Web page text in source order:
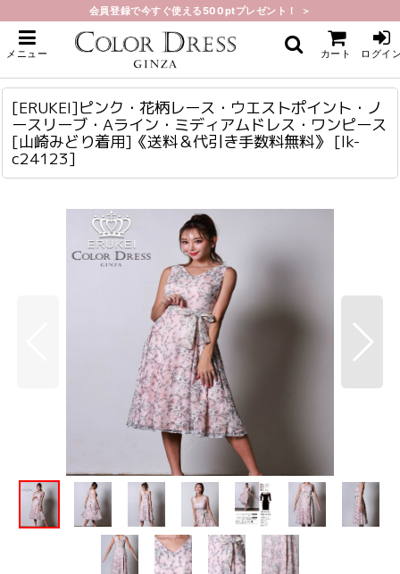
会員登録で今すぐ使える500ptプレゼント！ ＞
メニュー カート ログイ
ホーム > ミディアム
[ERUKEI]ピンク・花柄レース・ウエストポイント・ノースリーブ・Aライン・
ミディアムドレス・ワンピース[山崎みどり着用]《送料＆代引き手数料無料》
[ERUKEI]ピンク・花柄レース・ウエストポイント・ノ
ースリーブ・Aライン・ミディアムドレス・ワンピース
[山崎みどり着用]《送料＆代引き手数料無料》 [lk-
c24123]